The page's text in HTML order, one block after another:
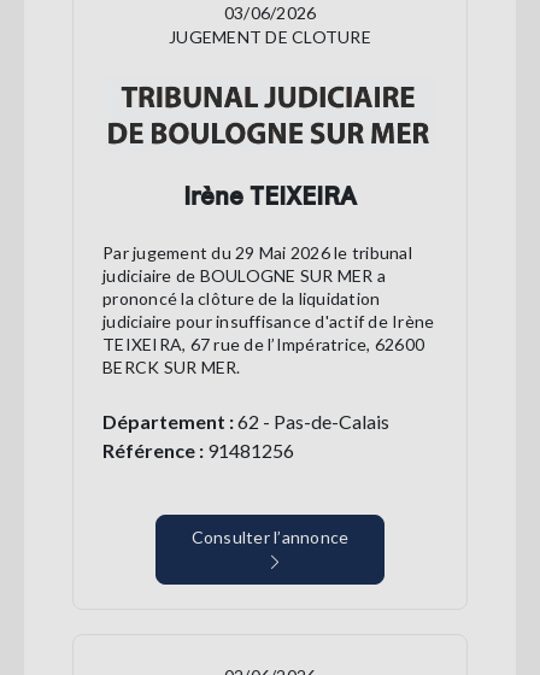
03/06/2026
JUGEMENT DE CLOTURE
Irène TEIXEIRA
Par jugement du 29 Mai 2026 le tribunal
judiciaire de BOULOGNE SUR MER a
prononcé la clôture de la liquidation
judiciaire pour insuffisance d'actif de Irène
TEIXEIRA, 67 rue de l’Impératrice, 62600
BERCK SUR MER.
Département :62 - Pas-de-Calais
Référence : 91481256
Consulter l’annonce